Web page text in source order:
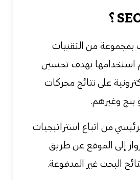
من التقنيات
استخدامها بهدف تحسين
على نتائج محركات
وغيرهم.
من اتباع استراتيجيات
إلى الموقع عن طريق
البحث غير المدفوعة.